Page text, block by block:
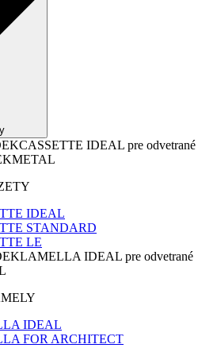
IDEAL
STANDARD
LE
IDEAL
FOR ARCHITECT